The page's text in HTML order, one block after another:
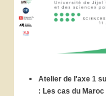
Atelier de l'axe 1
: Les cas du